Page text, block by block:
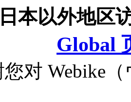
本以外地区
Global
对 Webike